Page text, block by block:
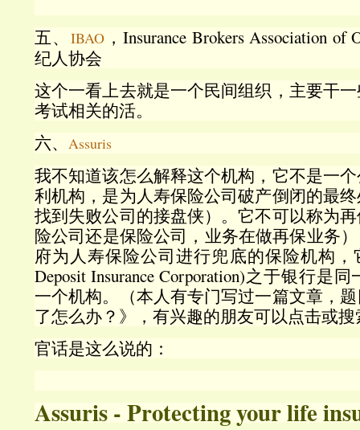
五、 IBAO，Insurance Brokers Association
纪人协会
这个一看上去就是一个民间组织，主要干
考试相关的活。
六、 Assuris
我不知道该怎么解释这个机构，它不是一
利机构，是为人寿保险公司破产倒闭的最
找到失败公司的接盘侠）。它不可以称为
险公司还是保险公司，业务在做再保业务
府为人寿保险公司进行兜底的保险机构，
Deposit Insurance Corporation)之于银行是
一个机构。（本人有专门写过一篇文章，
了怎么办？》，有兴趣的朋友可以点击或
官话是这么说的：
Assuris - Protecting your life